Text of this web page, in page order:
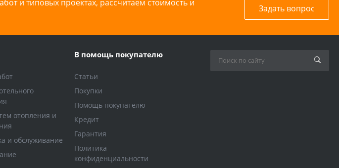
и типовых проектах, рассчитаем стоимость и
Задать вопрос
отопления и
и обслуживание
В помощь покупателю
Статьи
Покупки
Помощь покупателю
Кредит
Гарантия
Политика
конфиденциальности